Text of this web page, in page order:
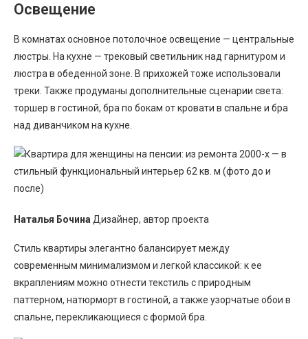
Освещение
В комнатах основное потолочное освещение — центральные
люстры. На кухне — трековый светильник над гарнитуром и
люстра в обеденной зоне. В прихожей тоже использовали
треки. Также продуманы дополнительные сценарии света:
торшер в гостиной, бра по бокам от кровати в спальне и бра
над диванчиком на кухне.
Наталья Бочина Дизайнер, автор проекта
Стиль квартиры элегантно балансирует между
современным минимализмом и легкой классикой: к ее
вкраплениям можно отнести текстиль с природным
паттерном, натюрморт в гостиной, а также узорчатые обои в
спальне, перекликающиеся с формой бра.